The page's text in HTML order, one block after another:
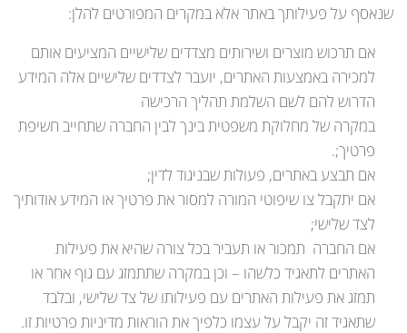
שנאסף על פעילותך באתר אלא במקרים המפורטים להלן:
אם תרכוש מוצרים ושירותים מצדדים שלישיים המציעים אותם
למכירה באמצעות האתרים, יועבר לצדדים שלישיים אלה המידע
הדרוש להם לשם השלמת תהליך הרכישה
במקרה של מחלוקת משפטית בינך לבין החברה שתחייב חשיפת
פרטיך;.
אם תבצע באתרים, פעולות שבניגוד לדין;
אם יתקבל צו שיפוטי המורה למסור את פרטיך או המידע אודותיך
לצד שלישי;
אם החברה תמכור או תעביר בכל צורה שהיא את פעילות
האתרים לתאגיד כלשהו – וכן במקרה שתתמזג עם גוף אחר או
תמזג את פעילות האתרים עם פעילותו של צד שלישי, ובלבד
שתאגיד זה יקבל על עצמו כלפיך את הוראות מדיניות פרטיות זו.